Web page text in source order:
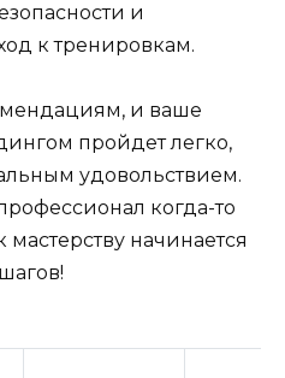
и
к тренировкам.
и ваше
пройдет легко,
удовольствием.
когда-то
начинается